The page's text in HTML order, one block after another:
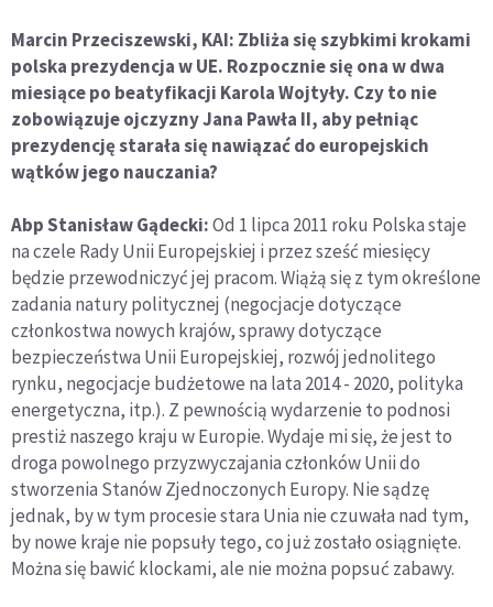
Marcin Przeciszewski, KAI: Zbliża się szybkimi krokami
polska prezydencja w UE. Rozpocznie się ona w dwa
miesiące po beatyfikacji Karola Wojtyły. Czy to nie
zobowiązuje ojczyzny Jana Pawła II, aby pełniąc
prezydencję starała się nawiązać do europejskich
wątków jego nauczania?
Abp Stanisław Gądecki:Od 1 lipca 2011 roku Polska staje
na czele Rady Unii Europejskiej i przez sześć miesięcy
będzie przewodniczyć jej pracom. Wiążą się z tym określone
zadania natury politycznej (negocjacje dotyczące
członkostwa nowych krajów, sprawy dotyczące
bezpieczeństwa Unii Europejskiej, rozwój jednolitego
rynku, negocjacje budżetowe na lata 2014 - 2020, polityka
energetyczna, itp.). Z pewnością wydarzenie to podnosi
prestiż naszego kraju w Europie. Wydaje mi się, że jest to
droga powolnego przyzwyczajania członków Unii do
stworzenia Stanów Zjednoczonych Europy. Nie sądzę
jednak, by w tym procesie stara Unia nie czuwała nad tym,
by nowe kraje nie popsuły tego, co już zostało osiągnięte.
Można się bawić klockami, ale nie można popsuć zabawy.